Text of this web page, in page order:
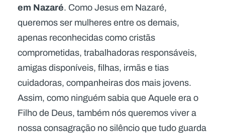
em Nazaré. Como Jesus em Nazaré,
queremos ser mulheres entre os demais,
apenas reconhecidas como cristãs
comprometidas, trabalhadoras responsáveis,
amigas disponíveis, filhas, irmãs e tias
cuidadoras, companheiras dos mais jovens.
Assim, como ninguém sabia que Aquele era o
Filho de Deus, também nós queremos viver a
nossa consagração no silêncio que tudo guarda